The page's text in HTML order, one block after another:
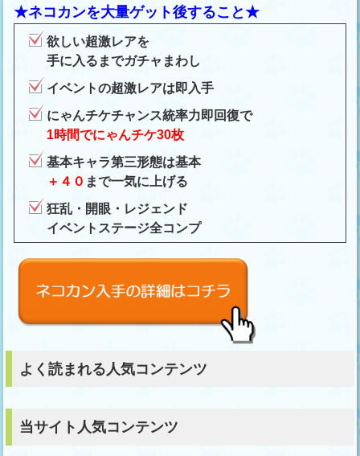
★ネコカンを大量ゲット後すること★
欲しい超激レアを
手に入るまでガチャまわし
イベントの超激レアは即入手
にゃんチケチャンス統率力即回復で
1時間でにゃんチケ30枚
基本キャラ第三形態は基本
＋４０ まで一気に上げる
狂乱・開眼・レジェンド
イベントステージ全コンプ
よく読まれる人気コンテンツ
当サイト人気コンテンツ